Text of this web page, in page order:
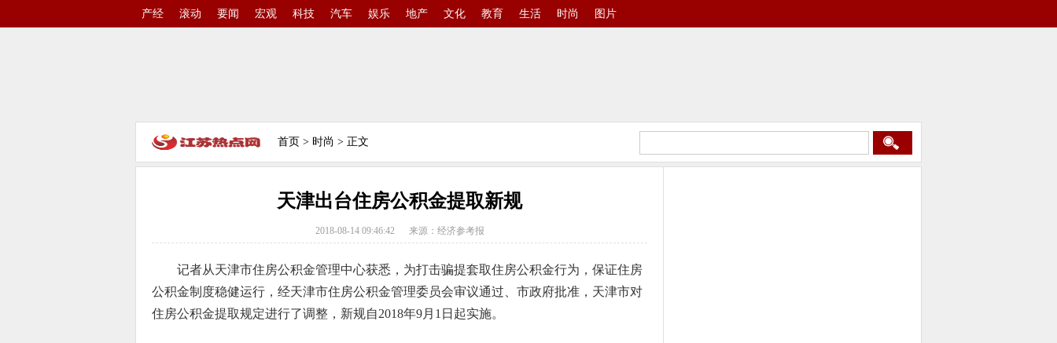
产经 滚动 要闻 宏观 科技 汽车 娱乐 地产 文化 教育 生活 时尚 图片
首页 > 时尚 > 正文
天津出台住房公积金提取新规
2018-08-14 09:46:42 来源：经济参考报
记者从天津市住房公积金管理中心获悉，为打击骗提套取住房公积金行为，保证住房
公积金制度稳健运行，经天津市住房公积金管理委员会审议通过、市政府批准，天津市对
住房公积金提取规定进行了调整，新规自2018年9月1日起实施。